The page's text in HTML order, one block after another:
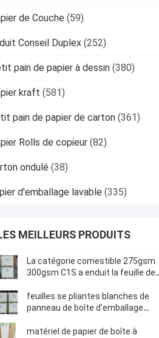
de Couche (59)
Conseil Duplex (252)
pain de papier à dessin (380)
kraft (581)
pain de papier de carton (361)
Rolls de copieur (82)
ondulé (38)
d'emballage lavable (335)
MEILLEURS PRODUITS
La catégorie comestible 275gsm
300gsm C1S a enduit la feuille de
la boîte d'emballage alimentaire
feuilles se pliantes blanches de
panneau de boîte d'emballage
300gsm C1S
matériel de papier de boîte à